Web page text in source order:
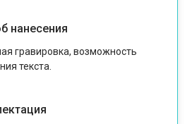
нанесения
гравировка, возможность
текста.